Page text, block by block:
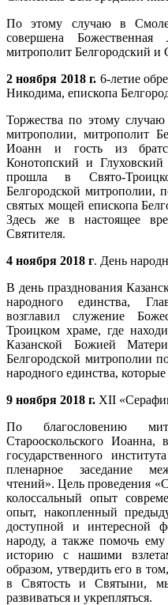
По этому случаю в
совершена Божественная
митрополит Белгородский и
2 ноября 2018 г. 6-летие
Никодима, епископа
Торжества по этому случаю
митрополии, митрополит
Иоанн и гость из
Конотопский и
прошла в Свято-
Белгородской митрополии,
святых мощей епископа
Здесь же в настоящее
Святителя.
4 ноября 2018 г. День
В день празднования
народного единства,
возглавил служение
Троицком храме, где
Казанской Божией
Белгородской митрополии
народного единства,
9 ноября 2018 г. XII
По благословению
Старооскольского Иоанна,
государственного
пленарное заседание
чтений». Цель проведения
колоссальный опыт
опыт, накопленный
доступной и интересной
народу, а также помочь
историю с нашими
образом, утвердить его в
в Святость и Святыни,
развиваться и укрепляться.